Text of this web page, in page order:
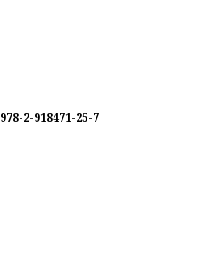
978-2-918471-25-7